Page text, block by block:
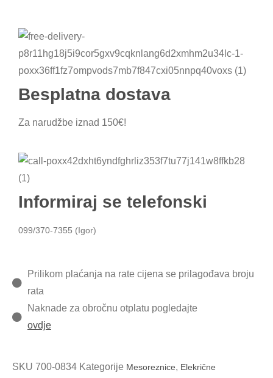
Besplatna dostava
Za narudžbe iznad 150€!
Informiraj se telefonski
099/370-7355 (Igor)
Prilikom plaćanja na rate cijena se prilagođava broju
rata
Naknade za obročnu otplatu pogledajte
ovdje
SKU 700-0834 Kategorije Mesoreznice, Elekrične